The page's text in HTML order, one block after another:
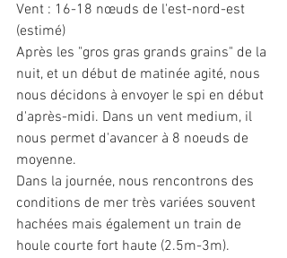
Vent : 16-18 nœuds de l'est-nord-est
(estimé)
Après les "gros gras grands grains" de la
nuit, et un début de matinée agité, nous
nous décidons à envoyer le spi en début
d'après-midi. Dans un vent medium, il
nous permet d'avancer à 8 noeuds de
moyenne.
Dans la journée, nous rencontrons des
conditions de mer très variées souvent
hachées mais également un train de
houle courte fort haute (2.5m-3m).